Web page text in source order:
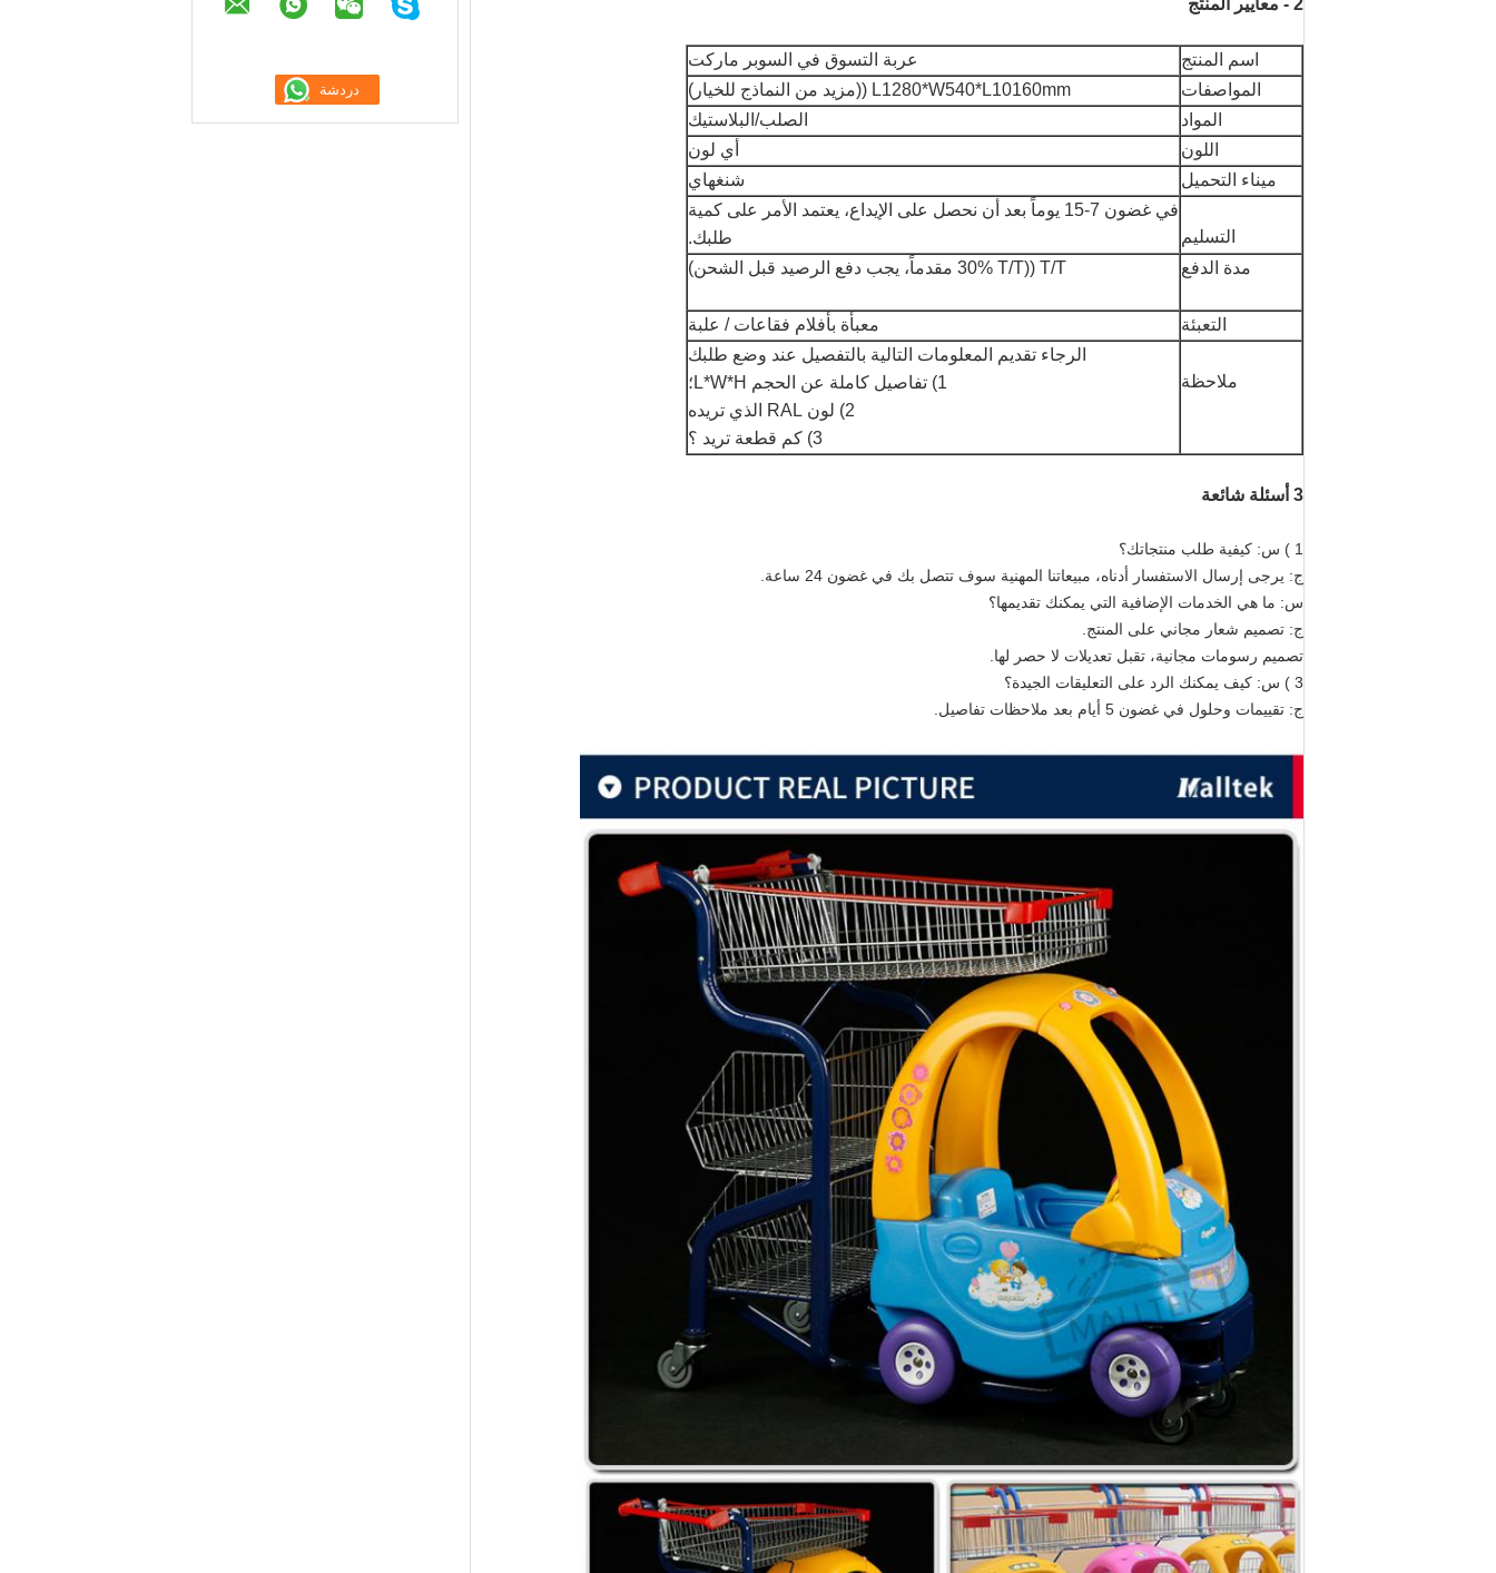
2 - معايير المنتج
اسم المنتج
عربة التسوق في السوبر ماركت
المواصفات
L1280*W540*L10160mm ((مزيد من النماذج للخيار)
المواد
الصلب/البلاستيك
اللون
أي لون
ميناء التحميل
شنغهاي
التسليم
في غضون 7-15 يوماً بعد أن نحصل على الإيداع، يعتمد الأمر على كمية
طلبك.
مدة الدفع
T/T ((30% T/T مقدماً، يجب دفع الرصيد قبل الشحن)
التعبئة معبأة بأفلام فقاعات / علبة
ملاحظة
الرجاء تقديم المعلومات التالية بالتفصيل عند وضع طلبك
1) تفاصيل كاملة عن الحجم L*W*H؛
2) لون RAL الذي تريده
3) كم قطعة تريد ؟
3 أسئلة شائعة
1 ) س: كيفية طلب منتجاتك؟
ج: يرجى إرسال الاستفسار أدناه، مبيعاتنا المهنية سوف تتصل بك في غضون 24 ساعة.
س: ما هي الخدمات الإضافية التي يمكنك تقديمها؟
ج: تصميم شعار مجاني على المنتج.
تصميم رسومات مجانية، تقبل تعديلات لا حصر لها.
3 ) س: كيف يمكنك الرد على التعليقات الجيدة؟
ج: تقييمات وحلول في غضون 5 أيام بعد ملاحظات تفاصيل.